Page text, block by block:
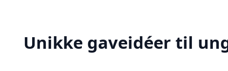
Unikke gaveidéer til